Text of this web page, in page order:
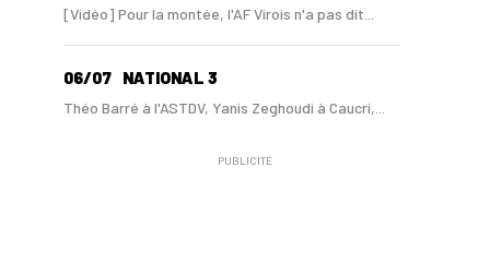
[Vidéo] Pour la montée, l'AF Virois n'a pas dit...
06/07 NATIONAL 3
Théo Barré à l'ASTDV, Yanis Zeghoudi à Caucri,...
PUBLICITÉ